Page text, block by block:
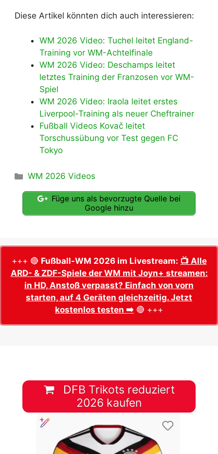
Diese Artikel könnten dich auch interessieren:
WM 2026 Video: Tuchel leitet England-
Training vor WM-Achtelfinale
WM 2026 Video: Deschamps leitet
letztes Training der Franzosen vor WM-
Spiel
WM 2026 Video: Iraola leitet erstes
Liverpool-Training als neuer Cheftrainer
Fußball Videos Kovač leitet
Torschussübung vor Test gegen FC
Tokyo
Kategorien
WM 2026 Videos
Füge uns als bevorzugte Quelle bei
Google hinzu
+++ 🔴 Fußball-WM 2026 im Livestream: 📺 Alle
ARD- & ZDF-Spiele der WM mit Joyn+ streamen:
in HD, Anstoß verpasst? Einfach von vorn
starten, auf 4 Geräten gleichzeitig. Jetzt
kostenlos testen ➡️ 🔴 +++
DFB Trikots reduziert
2026 kaufen